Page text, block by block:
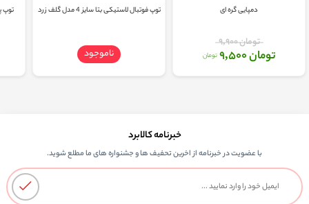
دمپایی گره ای
تومان 9,900
تومان 9,500 تومان
توپ فوتبال لاستیکی بتا سایز 4 مدل گلف زرد
ناموجود
توپ
خبرنامه کالابرد
با عضویت در خبرنامه از اخرین تحفیف ها و جشنواره های ما مطلع شوید.